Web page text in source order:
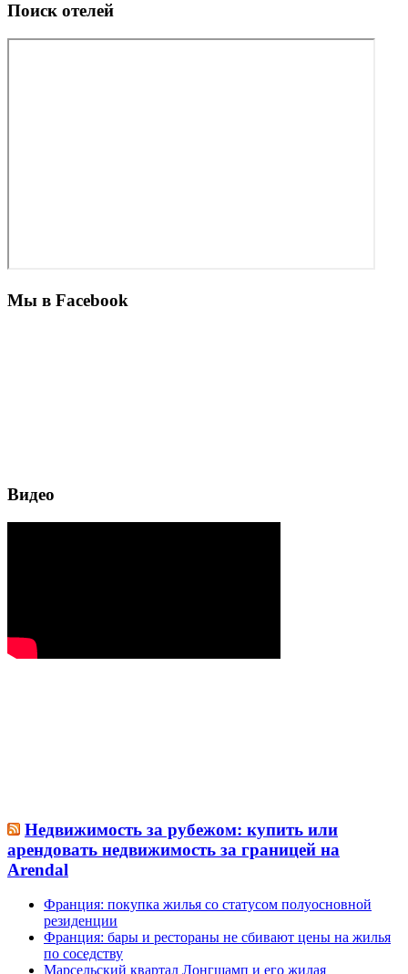
Поиск отелей
Мы в Facebook
Видео
Недвижимость за рубежом: купить или
арендовать недвижимость за границей на
Arendal
Франция: покупка жилья со статусом полуосновной
резиденции
Франция: бары и рестораны не сбивают цены на жилья
по соседству
Марсельский квартал Лонгшамп и его жилая